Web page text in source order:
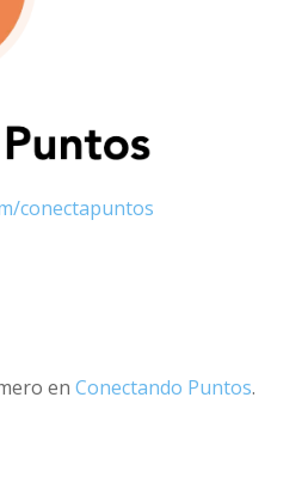
conectapuntos
en Conectando Puntos.